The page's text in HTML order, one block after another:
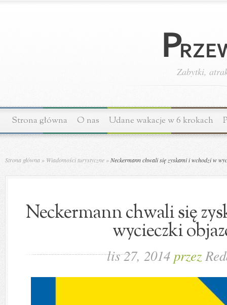
Zabytki,
Strona główna O nas Udane wakacje w 6 krokach
Strona główna » Wiadomości turystyczne »Neckermann chwali się zyskami i wchodzi w
Neckermann chwali się
wycieczki
lis 27, 2014 przez